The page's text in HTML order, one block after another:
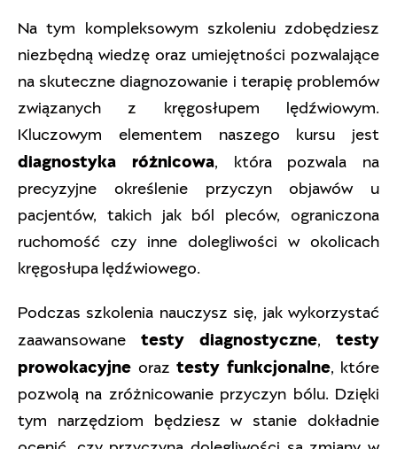
Na tym kompleksowym szkoleniu zdobędziesz
niezbędną wiedzę oraz umiejętności pozwalające
na skuteczne diagnozowanie i terapię problemów
związanych z kręgosłupem lędźwiowym.
Kluczowym elementem naszego kursu jest
diagnostyka różnicowa, która pozwala na
precyzyjne określenie przyczyn objawów u
pacjentów, takich jak ból pleców, ograniczona
ruchomość czy inne dolegliwości w okolicach
kręgosłupa lędźwiowego.
Podczas szkolenia nauczysz się, jak wykorzystać
zaawansowane testy diagnostyczne, testy
prowokacyjne oraz testy funkcjonalne, które
pozwolą na zróżnicowanie przyczyn bólu. Dzięki
tym narzędziom będziesz w stanie dokładnie